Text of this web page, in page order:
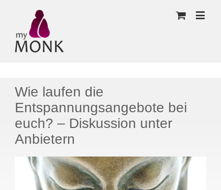
Wie laufen die
Entspannungsangebote bei
euch? – Diskussion unter
Anbietern